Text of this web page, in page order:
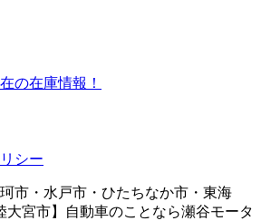
の在庫情報！
シー
市・水戸市・ひたちなか市・東海
大宮市】自動車のことなら瀬谷モータ